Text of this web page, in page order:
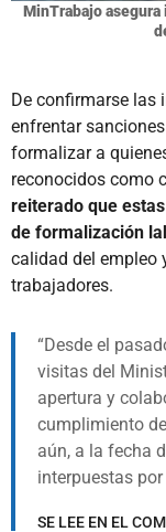
MinTrabajo
De confirmarse las
enfrentar
formalizar a
reconocidos como
reiterado que
de formalización
calidad del empleo
trabajadores.
Desde el
visitas del
apertura y
cumplimiento
aún, a la fecha
interpuestas
SE LEE EN EL